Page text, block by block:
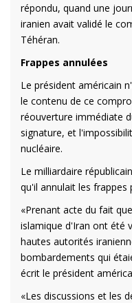
répondu, quand une
iranien avait validé le
Téhéran.
Frappes annulées
Le président américain
le contenu de ce
réouverture immédiate
signature, et
nucléaire.
Le milliardaire
qu'il annulait les frappes
«Prenant acte du fait
islamique d'Iran ont été
hautes autorités
bombardements qui
écrit le président
«Les discussions et les